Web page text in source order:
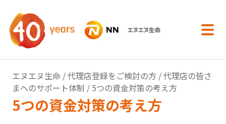
エヌエヌ生命 /代理店登録をご検討の方 /代理店の皆さ
まへのサポート体制 / 5つの資金対策の考え方
5つの資金対策の考え方